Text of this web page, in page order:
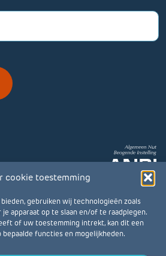
cookie toestemming
gebruiken wij technologieën zoals
apparaat op te slaan en/of te raadplegen.
of uw toestemming intrekt, kan dit een
functies en mogelijkheden.